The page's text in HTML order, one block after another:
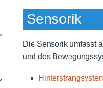
Sensorik
Die Sensorik umfasst
und des